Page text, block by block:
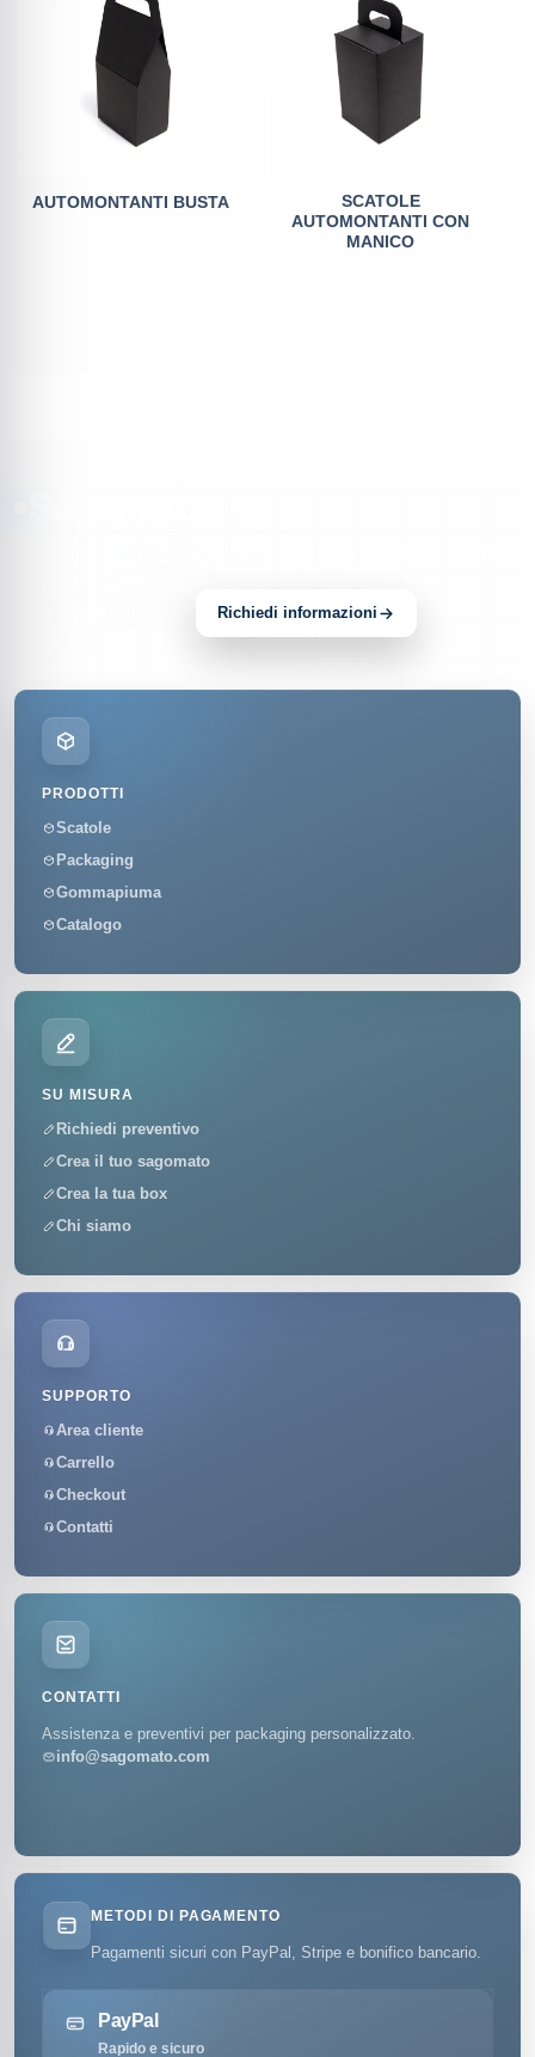
AUTOMONTANTI BUSTA
SCATOLE
AUTOMONTANTI CON
MANICO
Richiedi informazioni
PRODOTTI
Scatole
Packaging
Gommapiuma
Catalogo
SU MISURA
Richiedi preventivo
Crea il tuo sagomato
Crea la tua box
Chi siamo
SUPPORTO
Area cliente
Carrello
Checkout
Contatti
CONTATTI
Assistenza e preventivi per packaging personalizzato.
info@sagomato.com
METODI DI PAGAMENTO
Pagamenti sicuri con PayPal, Stripe e bonifico bancario.
PayPal
Rapido e sicuro